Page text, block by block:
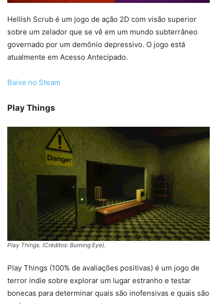
Hellish Scrub é um jogo de ação 2D com visão superior
sobre um zelador que se vê em um mundo subterrâneo
governado por um demônio depressivo. O jogo está
atualmente em Acesso Antecipado.
Baixe no Steam
Play Things
Play Things. (Créditos: Burning Eye).
Play Things (100% de avaliações positivas) é um jogo de
terror indie sobre explorar um lugar estranho e testar
bonecas para determinar quais são inofensivas e quais são